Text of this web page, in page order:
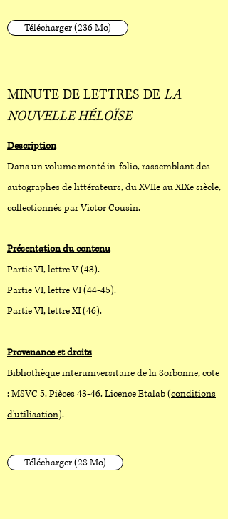
Télécharger (236 Mo)
MINUTE DE LETTRES DE LA
NOUVELLE HÉLOÏSE
Description
Dans un volume monté in-folio, rassemblant des
autographes de littérateurs, du XVIIe au XIXe siècle,
collectionnés par Victor Cousin.
Présentation du contenu
Partie VI, lettre V (43).
Partie VI, lettre VI (44-45).
Partie VI, lettre XI (46).
Provenance et droits
Bibliothèque interuniversitaire de la Sorbonne, cote
: MSVC 5. Pièces 43-46. Licence Etalab (conditions
d'utilisation).
Télécharger (28 Mo)